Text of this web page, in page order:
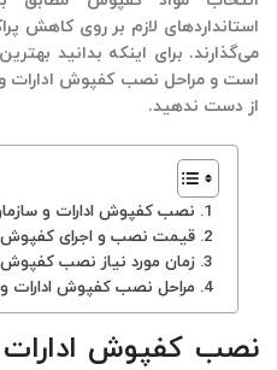
استانداردهای لازم بر روی کاهش
می‌گذارند. برای اینکه بدانید
است و مراحل نصب کفپوش ادارات
از دست ندهید.
نصب کفپوش ادارات و
قیمت نصب و اجرای کفپوش
زمان مورد نیاز نصب کفپوش
مراحل نصب کفپوش ادارات و
نصب کفپوش